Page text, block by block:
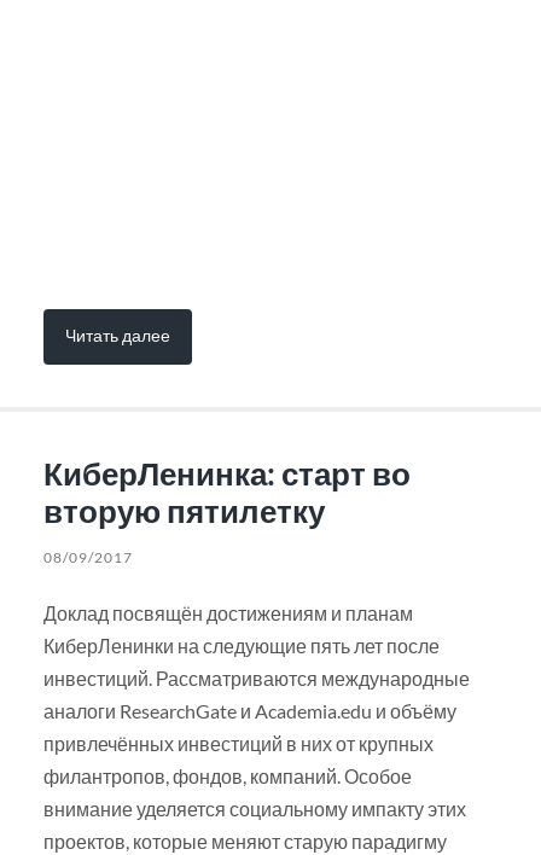
Читать далее
КиберЛенинка: старт во
вторую пятилетку
08/09/2017
Доклад посвящён достижениям и планам
КиберЛенинки на следующие пять лет после
инвестиций. Рассматриваются международные
аналоги ResearchGate и Academia.edu и объёму
привлечённых инвестиций в них от крупных
филантропов, фондов, компаний. Особое
внимание уделяется социальному импакту этих
проектов, которые меняют старую парадигму